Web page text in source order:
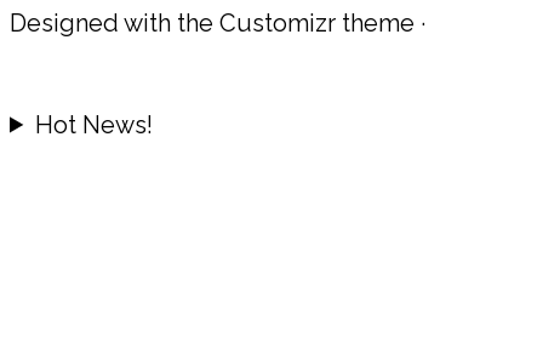
Designed with the Customizr theme ·
Hot News!